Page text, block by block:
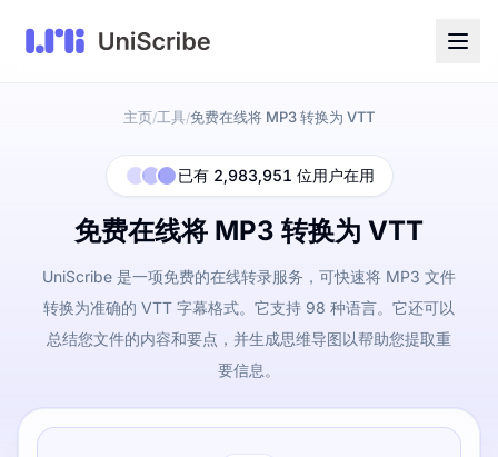
主页/工具/免费在线将 MP3 转换为 VTT
已有 2,983,951 位用户在用
免费在线将 MP3 转换为 VTT
UniScribe 是一项免费的在线转录服务，可快速将 MP3 文件
转换为准确的 VTT 字幕格式。它支持 98 种语言。它还可以
总结您文件的内容和要点，并生成思维导图以帮助您提取重
要信息。